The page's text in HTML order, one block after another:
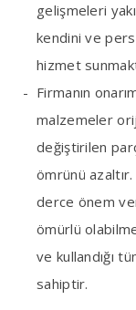
gelişmeleri
kendini ve
hizmet
Firmanın
malzemeler
değiştirilen
ömrünü
derce önem
ömürlü
ve kullandığı
sahiptir.